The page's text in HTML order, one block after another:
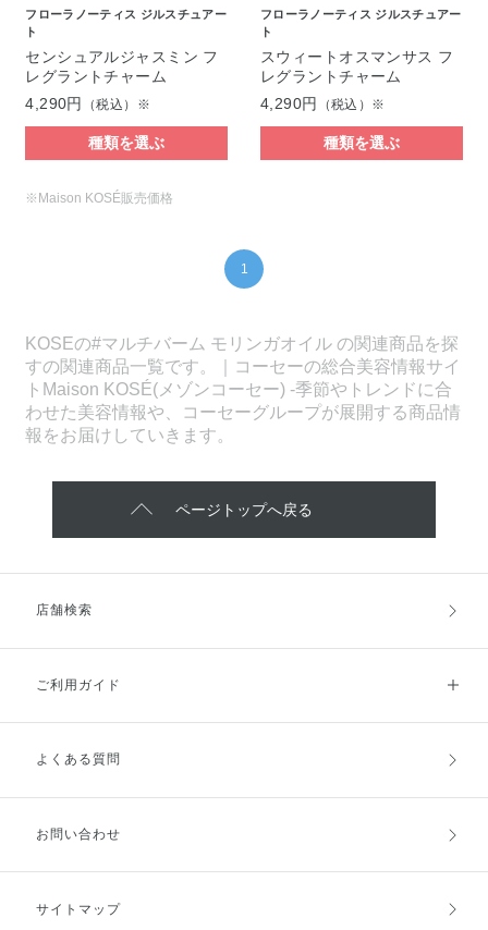
フローラノーティス ジルスチュアー
ト
センシュアルジャスミン フ
レグラントチャーム
4,290円
（税込）※
種類を選ぶ
フローラノーティス ジルスチュアー
ト
スウィートオスマンサス フ
レグラントチャーム
4,290円
（税込）※
種類を選ぶ
※Maison KOSÉ販売価格
1
KOSEの#マルチバーム モリンガオイル の関連商品を探
すの関連商品一覧です。｜コーセーの総合美容情報サイ
トMaison KOSÉ(メゾンコーセー) -季節やトレンドに合
わせた美容情報や、コーセーグループが展開する商品情
報をお届けしていきます。
ページトップへ戻る
店舗検索
ご利用ガイド
ご利用ガイドトップ
お支払方法
キャンセル・返品・交換
よくある質問
お問い合わせ
サイトマップ